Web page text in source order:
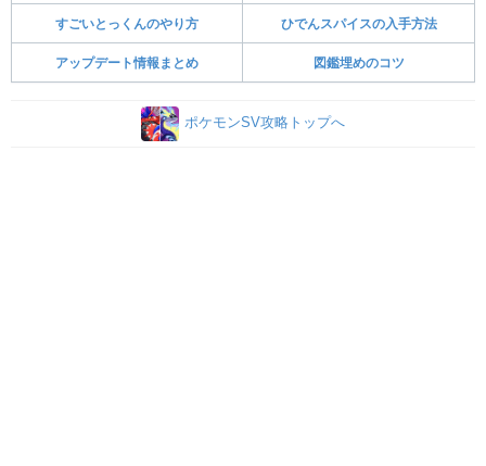
すごいとっくんのやり方 ひでんスパイスの入手方法
アップデート情報まとめ 図鑑埋めのコツ
ポケモンSV攻略トップへ